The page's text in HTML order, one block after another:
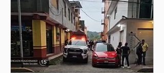
manera simultánea a
autoridades, ejidos,
comunidades y ciudadanía de
las 32 entidades para
impulsar la restauración de
los ecosistemas forestales.